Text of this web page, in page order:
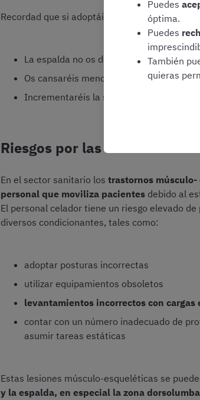
Recordad que si adoptáis posturas correctas
La espalda no os dolerá
Os cansaréis menos
Incrementaréis la seguridad del paciente
Riesgos por las
En el sector sanitario los trastornos
personal que moviliza pacientes debido al
El personal celador tiene un riesgo elevado
diversos condicionantes, tales como:
adoptar posturas incorrectas
utilizar equipamientos obsoletos
levantamientos incorrectos con cargas
contar con un número inadecuado de
asumir tareas estáticas
Estas lesiones músculo-esqueléticas se
y la espalda, en especial la zona
Puedes
óptima.
Puedes
También
quieras